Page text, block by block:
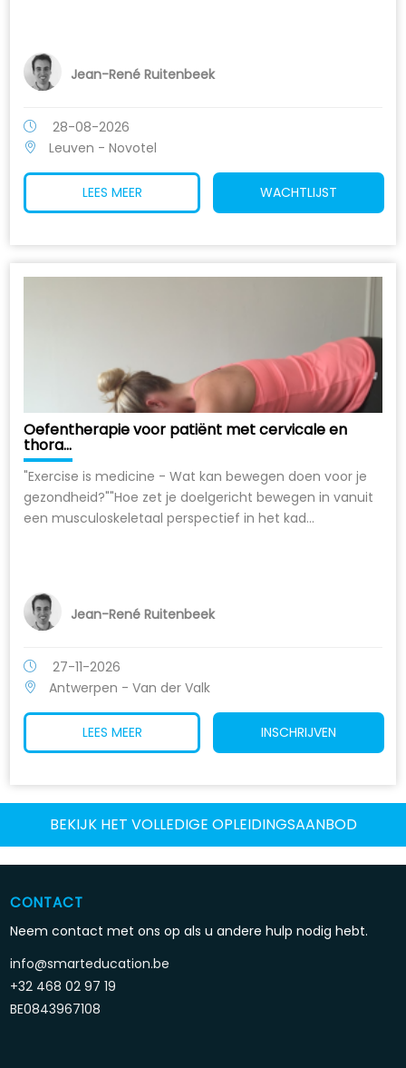
Jean-René Ruitenbeek
28-08-2026
Leuven - Novotel
LEES MEER WACHTLIJST
Oefentherapie voor patiënt met cervicale en
thora...
"Exercise is medicine - Wat kan bewegen doen voor je
gezondheid?""Hoe zet je doelgericht bewegen in vanuit
een musculoskeletaal perspectief in het kad...
Jean-René Ruitenbeek
27-11-2026
Antwerpen - Van der Valk
LEES MEER INSCHRIJVEN
BEKIJK HET VOLLEDIGE OPLEIDINGSAANBOD
CONTACT
Neem contact met ons op als u andere hulp nodig hebt.
info@smarteducation.be
+32 468 02 97 19
BE0843967108